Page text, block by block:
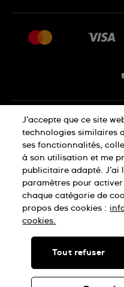
Conditions De Vente
Nous rejoindre
Déclaration
Déclaration
© SWATCH LTD, 2026
J’accepte que ce site
technologies similaires
ses fonctionnalités,
à son utilisation et me
publicitaire adapté.
paramètres pour
chaque catégorie de
propos des cookies :
cookies.
Tout refuser